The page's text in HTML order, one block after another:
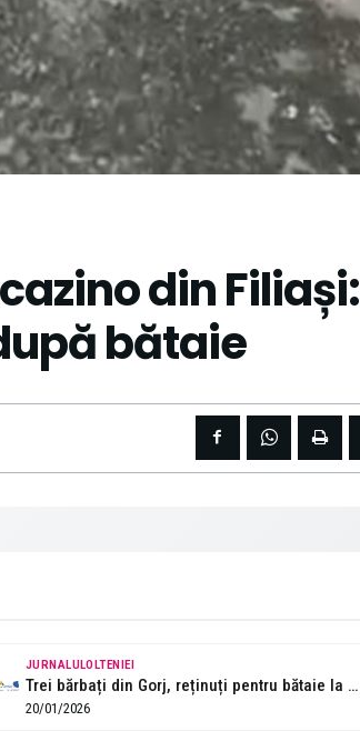
din Filiași:
bătaie
JURNALULOLTENIEI
Trei bărbați din Gorj, reținuți pentru bătaie la păcănele
20/01/2026